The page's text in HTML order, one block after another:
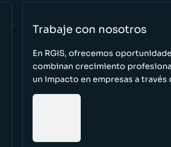
Trabaje con nosotros
En RGIS, ofrecemos
combinan crecimiento
un impacto en empresas a